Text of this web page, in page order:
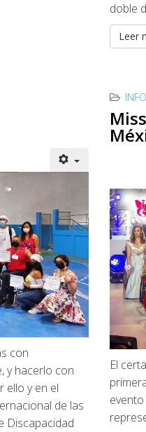
doble
Leer
con
y hacerlo con
ello y en el
de las
Discapacidad
El